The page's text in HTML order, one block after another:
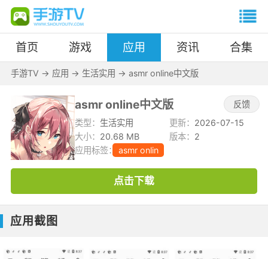
首页 游戏 应用 资讯 合集
手游TV -> 应用 -> 生活实用 -> asmr online中文版
asmr online中文版
反馈
类型： 生活实用 更新： 2026-07-15
大小： 20.68 MB 版本： 2
应用标签：
asmr onlin
点击下载
应用截图